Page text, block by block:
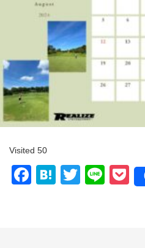
Visited 50
Facebook
Hatena
Twitter
Line